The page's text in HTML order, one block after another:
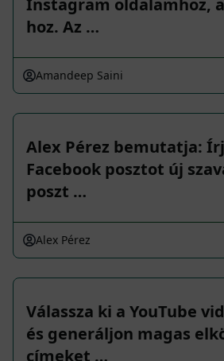
Instagram oldalamhoz,
hoz. Az …
Amandeep Saini
Alex Pérez bemutatja:
Facebook posztot új
poszt …
Alex Pérez
Válassza ki a YouTube
és generáljon magas
címeket …